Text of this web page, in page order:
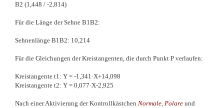
B2 (1,448 / -2,814)
Für die Länge der Sehne B1B2:
Sehnenlänge B1B2: 10,214
Für die Gleichungen der Kreistangenten, die durch Punkt P verlaufen:
Kreistangente t1: Y = -1,341·X+14,098
Kreistangente t2: Y = 0,077·X-2,925
Nach einer Aktivierung der Kontrollkästchen Normale, Polare und